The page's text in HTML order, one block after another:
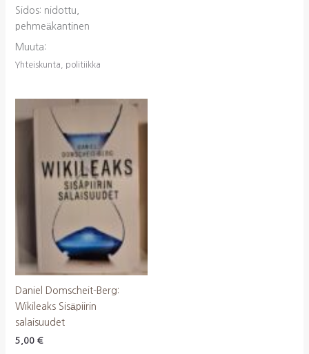
Sidos: nidottu,
pehmeäkantinen
Muuta:
Yhteiskunta, politiikka
Daniel Domscheit-Berg:
Wikileaks Sisäpiirin
salaisuudet
5,00 €